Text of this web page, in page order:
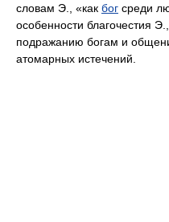
словам Э., «как бог среди
особенности благочестия
подражанию богам и
атомарных истечений.